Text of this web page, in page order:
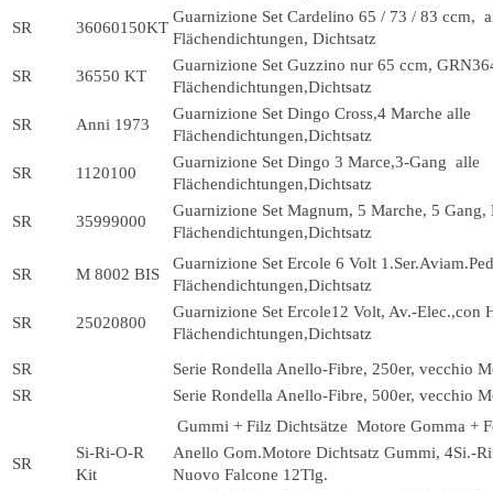
SR 36060150KT
Guarnizione Set Cardelino 65 / 73 / 83 ccm,
Flächendichtungen, Dichtsatz
SR 36550 KT
Guarnizione Set Guzzino nur 65 ccm,
Flächendichtungen,Dichtsatz
SR Anni 1973
Guarnizione Set Dingo Cross,4 Marche alle
Flächendichtungen,Dichtsatz
SR 1120100
Guarnizione Set Dingo 3 Marce,3-Gang alle
Flächendichtungen,Dichtsatz
SR 35999000
Guarnizione Set Magnum, 5 Marche, 5
Flächendichtungen,Dichtsatz
SR M 8002 BIS
Guarnizione Set Ercole 6 Volt
Flächendichtungen,Dichtsatz
SR 25020800
Guarnizione Set Ercole12 Volt, Av.-Elec.,con
Flächendichtungen,Dichtsatz
SR
Serie Rondella Anello-Fibre, 250er, vecchio
SR
Serie Rondella Anello-Fibre, 500er, vecchio
Gummi + Filz Dichtsätze Motore Gomma +
SR
Si-Ri-O-R
Kit
Anello Gom.Motore Dichtsatz Gummi, 4Si.-
Nuovo Falcone 12Tlg.